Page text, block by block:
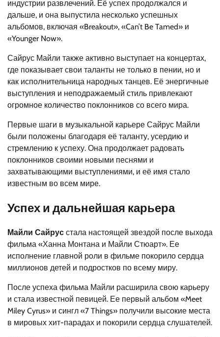
индустрии развлечений. Её успех продолжался и
дальше, и она выпустила несколько успешных
альбомов, включая «Breakout», «Can’t Be Tamed» и
«Younger Now».
Сайрус Майли также активно выступает на концертах,
где показывает свои таланты не только в пении, но и
как исполнительница народных танцев. Её энергичные
выступления и неподражаемый стиль привлекают
огромное количество поклонников со всего мира.
Первые шаги в музыкальной карьере Сайрус Майли
были положены благодаря её таланту, усердию и
стремлению к успеху. Она продолжает радовать
поклонников своими новыми песнями и
захватывающими выступлениями, и её имя стало
известным во всем мире.
Успех и дальнейшая карьера
Майли Сайрус стала настоящей звездой после выхода
фильма «Ханна Монтана и Майли Стюарт». Ее
исполнение главной роли в фильме покорило сердца
миллионов детей и подростков по всему миру.
После успеха фильма Майли расширила свою карьеру
и стала известной певицей. Ее первый альбом «Meet
Miley Cyrus» и сингл «7 Things» получили высокие места
в мировых хит-парадах и покорили сердца слушателей.